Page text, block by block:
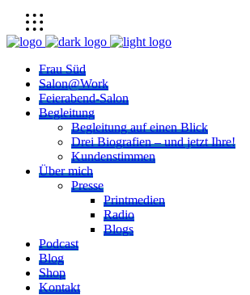
Frau Süd
Salon@Work
Feierabend-Salon
Begleitung
Begleitung auf einen Blick
Drei Biografien – und jetzt Ihre!
Kundenstimmen
Über mich
Presse
Printmedien
Radio
Blogs
Podcast
Blog
Shop
Kontakt